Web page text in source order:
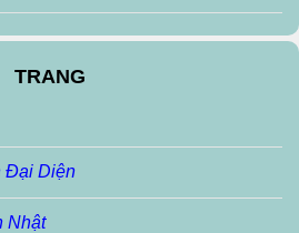
TRANG
Đại Diện
Nhật